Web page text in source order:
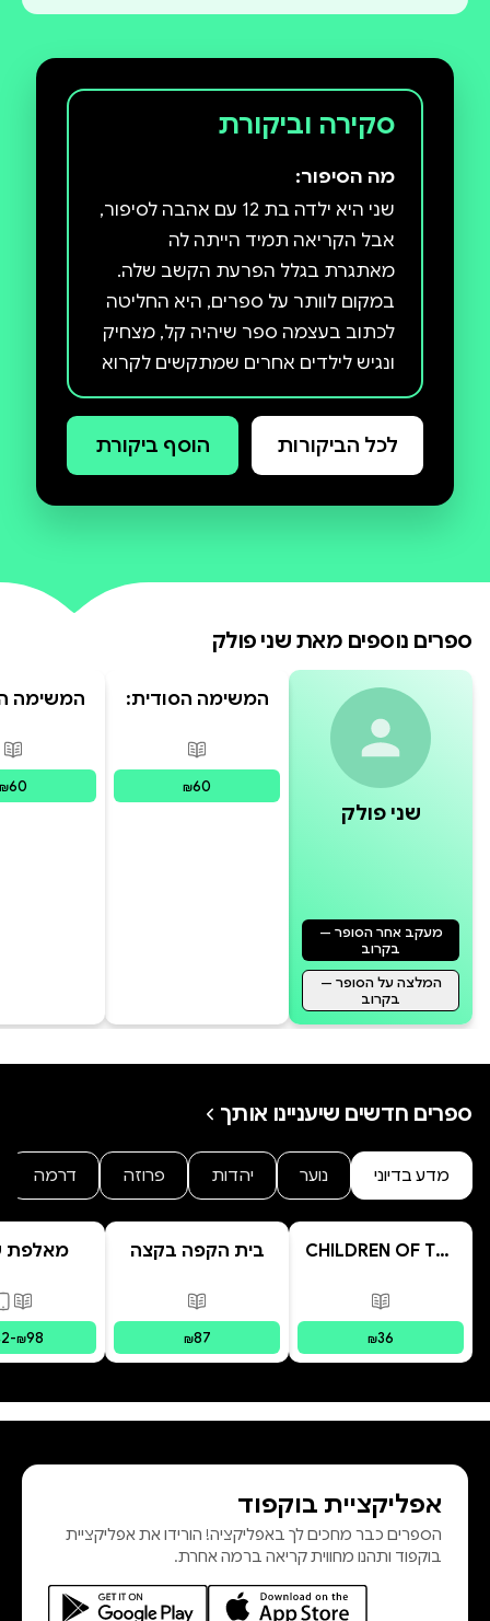
סקירה וביקורת
מה הסיפור:
שני היא ילדה בת 12 עם אהבה לסיפור,
אבל הקריאה תמיד הייתה לה
מאתגרת בגלל הפרעת הקשב שלה.
במקום לוותר על ספרים, היא החליטה
לכתוב בעצמה ספר שיהיה קל, מצחיק
ונגיש לילדים אחרים שמתקשים לקרוא
או פשוט לא נהנים מזה. שני מאמינה
שאפשר להתחבר לעולם הסיפורים גם
בדרך שונה מהרגיל, ושכל אחד יכול
לכל הביקורות הוסף ביקורת
ספרים נוספים מאת שני פולק
שני פולק
מעקב אחר הסופר —
בקרוב
המלצה על הסופר —
בקרוב
המשימה הסודית:
פורמטים זמינים
מודפס
₪60
המשימה
₪60
ספרים חדשים שיעניינו אותך
מדע בדיוני נוער יהדות פרוזה דרמה
CHILDREN OF THE
פורמטים זמינים
מודפס
₪36
בית הקפה בקצה
פורמטים זמינים
מודפס
₪87
מאלפת
-₪98
אפליקציית בוקפוד
הספרים כבר מחכים לך באפליקציה! הורידו את אפליקציית
בוקפוד ותהנו מחווית קריאה ברמה אחרת.